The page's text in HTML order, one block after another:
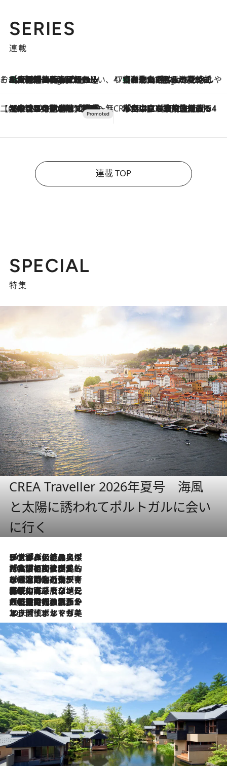
SERIES
連載
そおだよおこの関西おいしい、おやつ紀行6 Hours Ago
［大阪府箕面市］一皿一皿目の前で仕上げられる、料理を巧みに組み込んだアシェットデセールコース「ミチル アシェット デセール（Michiru assiette dessert）」 47都道府県の手みやげ ひんやりスイーツで夏を満喫
6 Hours Ago
【和歌山県】この夏絶対食べたい 冷やしておいしいおやつ3選 みかんがごろっと丸ごと入ったジュレ
【CREA×星野リゾート】唯一無二。癒しと発見が待つ場所へ
2026.8.7
【トンボの足水浴】ヒノキの香りに包まれて涼感マックス！約13℃の湧水かけ流しを避暑地「星野温泉 トンボの湯」で体験 CREA'S CHOICE
2026.8.7
「立川にも歌舞伎があるんだよ」 片岡仁左衛門・市川中車ら豪華座組みで4年目の立川立飛歌舞伎へ
連載 TOP
SPECIAL
特集
CREA Traveller 2026年夏号 海風
と太陽に誘われてポルトガルに会い
に行く
2026.8.8
リスボンの絶品スイーツ「パステル・デ・ナタ」とは？ポルトガル伝統の奥深い世界へ
2026.7.27
「私の祖国はポルトガル語です」国民的詩人フェルナンド・ペソアと、彼が愛した文学の街を歩く
2026.7.26
ポルトガル近海が育む極上の海の幸。キリリと冷えた白ワインと愉しむ、シーフード専門店の贅沢
2026.7.22
伝統の味をモダンに昇華。高感度な地元客が集う、リスボンの最旬ガストロノミー
2026.7.21
大航海時代の栄華から、震災、独裁、そして革命へ。ポルトガル・首都リスボンの石畳に刻まれた「歴史の光と影」
2026.7.13
エッセイ・ヤマザキマリ「慎ましくも美しき国 ポルトガル」